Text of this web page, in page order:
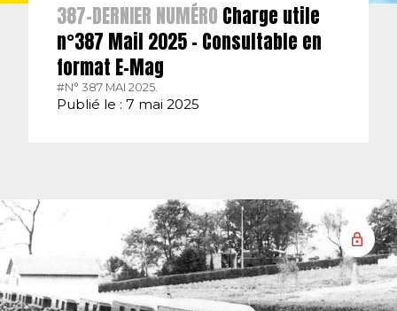
387-DERNIER NUMÉRO Charge utile
n°387 Mail 2025 – Consultable en
format E-Mag
#N° 387 MAI 2025.
Publié le : 7 mai 2025